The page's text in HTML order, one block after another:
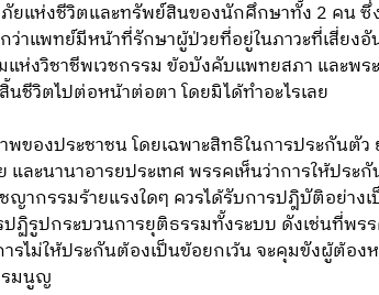
ยแห่งชีวิตและทรัพย์สินของนักศึกษาทั้ง 2 คน
ว่าแพทย์มีหน้าที่รักษาผู้ป่วยที่อยู่ในภาวะที่เสี่ย
ห่งวิชาชีพเวชกรรม ข้อบังคับแพทยสภา และพ
ชีวิตไปต่อหน้าต่อตา โดยมิได้ทำอะไรเลย
พของประชาชน โดยเฉพาะสิทธิในการประกัน
ละนานาอารยประเทศ พรรคเห็นว่าการให้ปร
ญากรรมร้ายแรงใดๆ ควรได้รับการปฎิบัติอย่า
ฏิรูปกระบวนการยุติธรรมทั้งระบบ ดังเช่นที่พร
ไม่ให้ประกันต้องเป็นข้อยกเว้น จะคุมขังผู้ต้องห
รมนูญ